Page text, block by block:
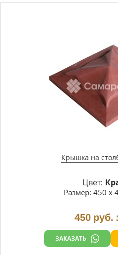
Крышка на
Цвет:
Размер: 450 х
450 руб.
ЗАКАЗАТЬ